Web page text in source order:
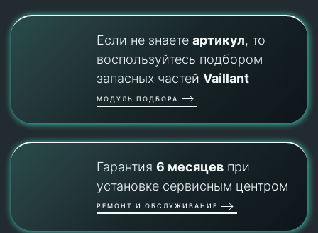
Если не знаете артикул, то
воспользуйтесь подбором
запасных частей Vaillant
МОДУЛЬ ПОДБОРА
Гарантия 6 месяцевпри
установке сервисным центром
РЕМОНТ И ОБСЛУЖИВАНИЕ